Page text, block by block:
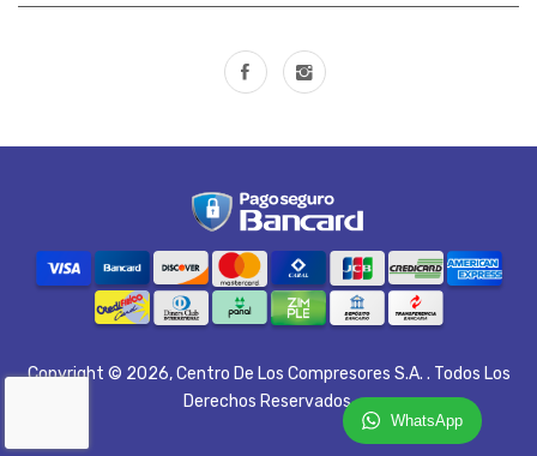
Copyright © 2026,Centro De Los Compresores S.A. . Todos Los
Derechos Reservados.
WhatsApp